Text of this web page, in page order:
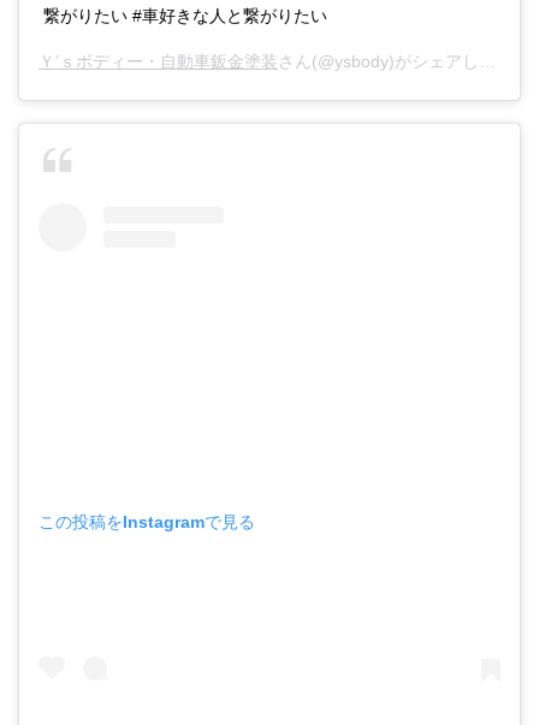
繋がりたい #車好きな人と繋がりたい
Ｙ’ｓボディー・自動車鈑金塗装さん(@ysbody)がシェアした投稿 -
この投稿をInstagramで見る